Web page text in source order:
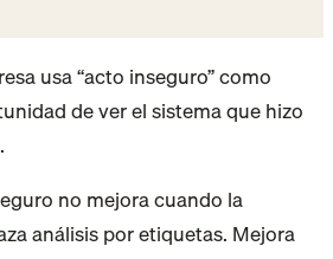
usa “acto inseguro” como
de ver el sistema que hizo
no mejora cuando la
análisis por etiquetas. Mejora